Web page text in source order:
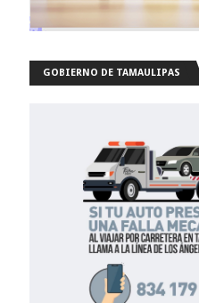
GOBIERNO DE TAMAULIPAS